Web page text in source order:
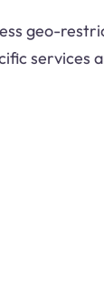
geo-
services